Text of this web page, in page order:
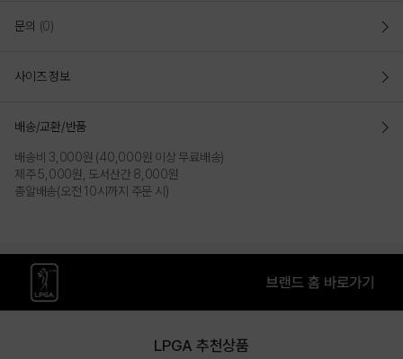
문의 (0)
사이즈 정보
배송/교환/반품
배송비 3,000원 (40,000원 이상 무료배송)
제주 5,000원, 도서산간 8,000원
총알배송(오전 10시까지 주문 시)
LPGA 추천상품